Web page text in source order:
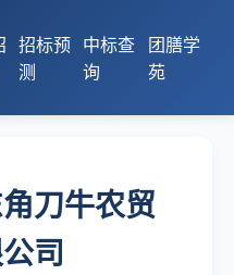
招标预
测
中标查
询
团膳学
苑
刀牛农贸
司